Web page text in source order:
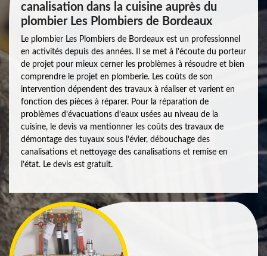
canalisation dans la cuisine auprès du
plombier Les Plombiers de Bordeaux
Le plombier Les Plombiers de Bordeaux est un professionnel
en activités depuis des années. Il se met à l’écoute du porteur
de projet pour mieux cerner les problèmes à résoudre et bien
comprendre le projet en plomberie. Les coûts de son
intervention dépendent des travaux à réaliser et varient en
fonction des pièces à réparer. Pour la réparation de
problèmes d’évacuations d’eaux usées au niveau de la
cuisine, le devis va mentionner les coûts des travaux de
démontage des tuyaux sous l’évier, débouchage des
canalisations et nettoyage des canalisations et remise en
l’état. Le devis est gratuit.